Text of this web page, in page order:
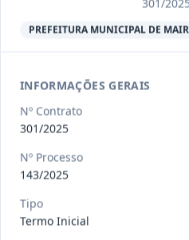
Inicial
contrato a
Situação
012-
2023
para
301/2025
PREFEITURA MUNICIPAL DE
INFORMAÇÕES GERAIS
Nº Contrato
301/2025
Nº Processo
143/2025
Tipo
Termo Inicial